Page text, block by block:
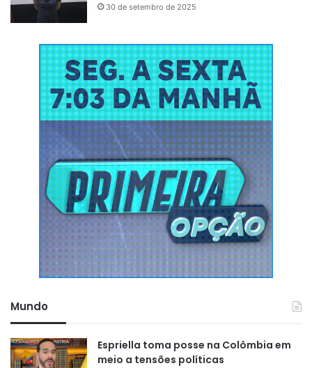
30 de setembro de 2025
Mundo
Espriella toma posse na Colômbia em
meio a tensões políticas